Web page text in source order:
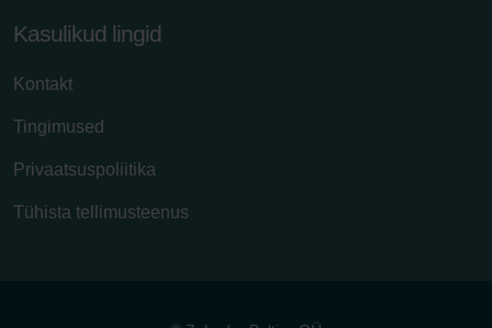
Kasulikud lingid
Kontakt
Tingimused
Privaatsuspoliitika
Tühista tellimusteenus